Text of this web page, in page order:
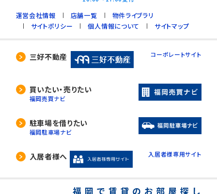
運営会社情報 店舗一覧
物件ライブラリ
サイトポリシー
個人情報について サイトマップ
三好不動産 コーポレートサイト
買いたい・売りたい
福岡売買ナビ
駐車場を借りたい
福岡駐車場ナビ
入居者様へ 入居者様専用サイト